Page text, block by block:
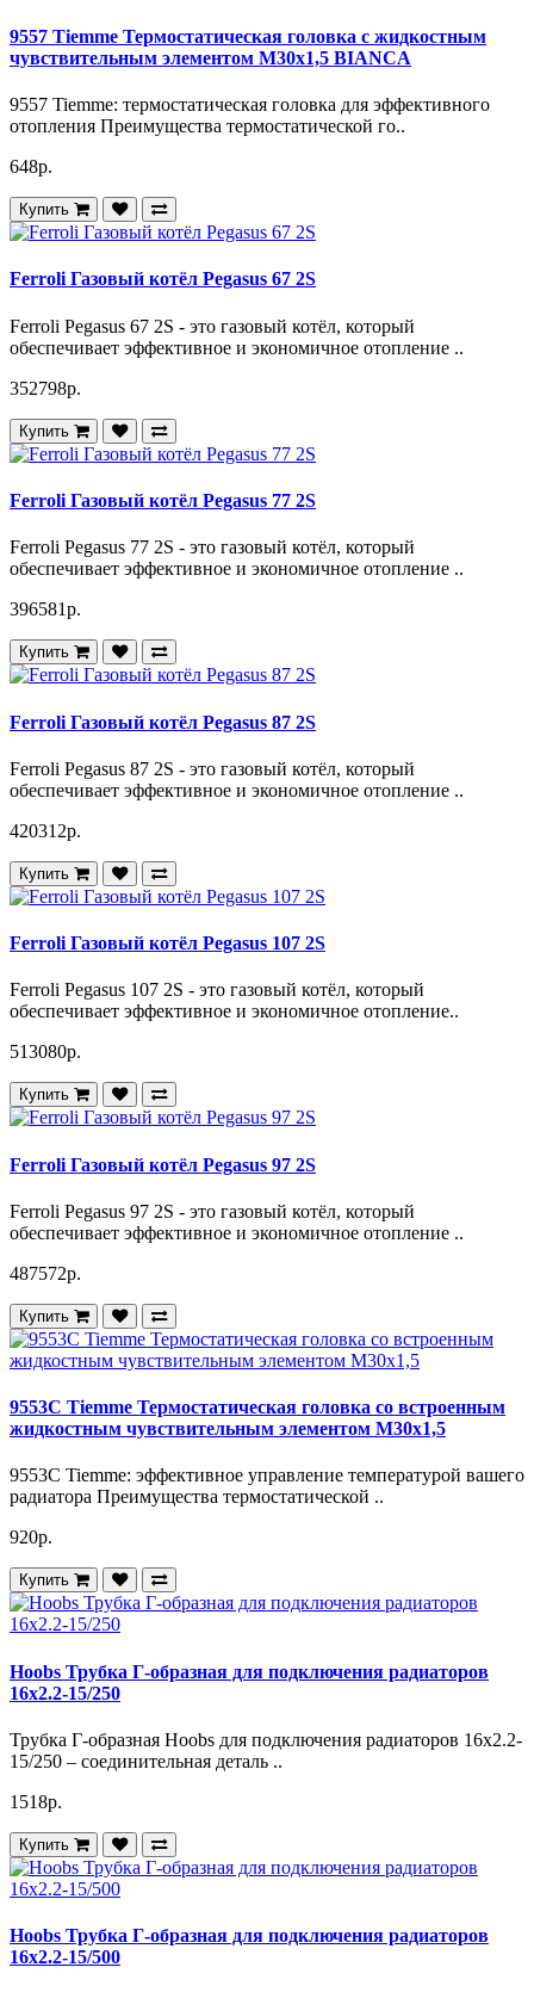
Рабочее давление
16 атм
Испытательное давление 24 атм
Где можно использовать радиатор SMART Install Easy One
500/6?
Радиатор SMART Install Easy One 500/6 подходит для
использования в жилых и коммерческих помещениях. Он
идеально подойдёт для квартир, домов, офисов и других
пространств, где требуется эффективное и надёжное
получаете качественное и долговечное решение для
отопления вашего дома или офиса.
Артикул SI Easy One 500/6
9557 Tiemme Термостатическая головка с жидкостным
чувствительным элементом M30х1,5 BIANCA
9557 Tiemme: термостатическая головка для эффективного
отопления Преимущества термостатической го..
648р.
Купить
Ferroli Газовый котёл Pegasus 67 2S
Ferroli Pegasus 67 2S - это газовый котёл, который
обеспечивает эффективное и экономичное отопление ..
352798р.
Купить
Ferroli Газовый котёл Pegasus 77 2S
Ferroli Pegasus 77 2S - это газовый котёл, который
обеспечивает эффективное и экономичное отопление ..
396581р.
Купить
Ferroli Газовый котёл Pegasus 87 2S
Ferroli Pegasus 87 2S - это газовый котёл, который
обеспечивает эффективное и экономичное отопление ..
420312р.
Купить
Ferroli Газовый котёл Pegasus 107 2S
Ferroli Pegasus 107 2S - это газовый котёл, который
обеспечивает эффективное и экономичное отопление..
513080р.
Купить
Ferroli Газовый котёл Pegasus 97 2S
Ferroli Pegasus 97 2S - это газовый котёл, который
обеспечивает эффективное и экономичное отопление ..
487572р.
Купить
9553C Tiemme Термостатическая головка со встроенным
жидкостным чувствительным элементом M30х1,5
9553C Tiemme: эффективное управление температурой вашего
радиатора Преимущества термостатической ..
920р.
Купить
Hoobs Трубка Г-образная для подключения радиаторов
16x2.2-15/250
Трубка Г-образная Hoobs для подключения радиаторов 16x2.2-
15/250 – соединительная деталь ..
1518р.
Купить
Hoobs Трубка Г-образная для подключения радиаторов
16x2.2-15/500